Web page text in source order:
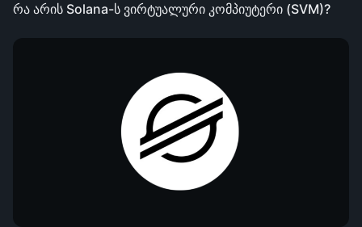
რა არის Solana-ს ვირტუალური კომპიუტერი (SVM)?